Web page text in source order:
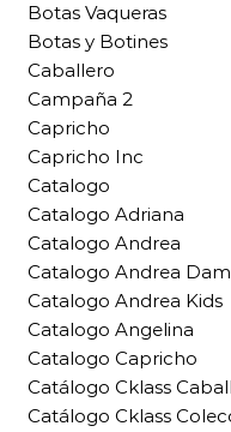
Botas Vaqueras
Botas y Botines
Caballero
Campaña 2
Capricho
Capricho Inc
Catalogo
Catalogo Adriana
Catalogo Andrea
Catalogo Andrea
Catalogo Andrea Kids
Catalogo Angelina
Catalogo Capricho
Catálogo Cklass
Catálogo Cklass